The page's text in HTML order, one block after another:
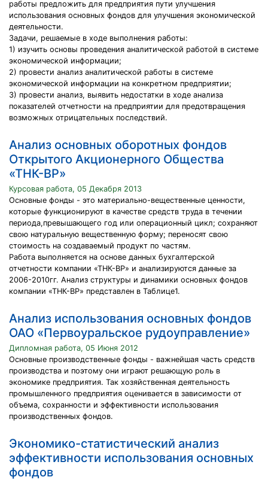
работы предложить для предприятия пути улучшения
использования основных фондов для улучшения экономической
деятельности.
Задачи, решаемые в ходе выполнения работы:
1) изучить основы проведения аналитической работой в системе
экономической информации;
2) провести анализ аналитической работы в системе
экономической информации на конкретном предприятии;
3) провести анализ, выявить недостатки в ходе анализа
показателей отчетности на предприятии для предотвращения
возможных отрицательных последствий.
Анализ основных оборотных фондов
Открытого Акционерного Общества
«ТНК-ВР»
Курсовая работа, 05 Декабря 2013
Основные фонды - это материально-вещественные ценности,
которые функционируют в качестве средств труда в течении
периода,превышающего год или операционный цикл; сохраняют
свою натуральную вещественную форму; переносят свою
стоимость на создаваемый продукт по частям.
Работа выполняется на основе данных бухгалтерской
отчетности компании «ТНК-ВР» и анализируются данные за
2006-2010гг. Анализ структуры и динамики основных фондов
компании «ТНК-ВР» представлен в Таблице1.
Анализ использования основных фондов
ОАО «Первоуральское рудоуправление»
Дипломная работа, 05 Июня 2012
Основные производственные фонды - важнейшая часть средств
производства и поэтому они играют решающую роль в
экономике предприятия. Так хозяйственная деятельность
промышленного предприятия оценивается в зависимости от
объема, сохранности и эффективности использования
производственных фондов.
Экономико-статистический анализ
эффективности использования основных
фондов